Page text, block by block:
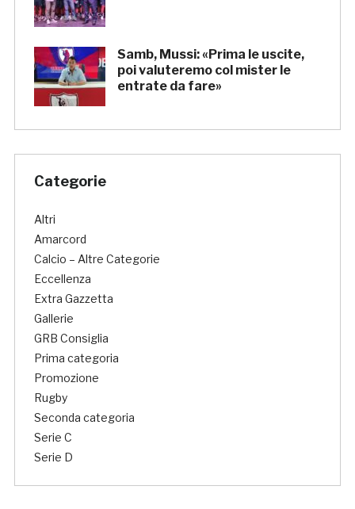
Samb, Mussi: «Prima le uscite,
poi valuteremo col mister le
entrate da fare»
Categorie
Altri
Amarcord
Calcio – Altre Categorie
Eccellenza
Extra Gazzetta
Gallerie
GRB Consiglia
Prima categoria
Promozione
Rugby
Seconda categoria
Serie C
Serie D